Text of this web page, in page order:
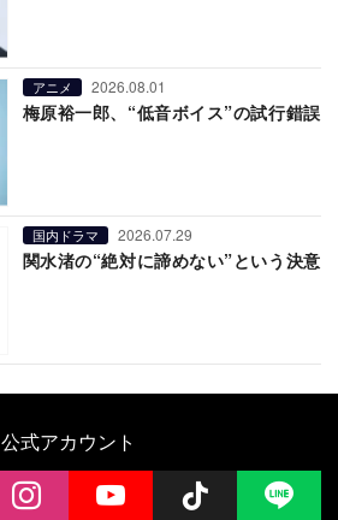
アニメ 2026.08.01
梅原裕一郎、“低音ボイス”の試行錯誤
国内ドラマ 2026.07.29
関水渚の“絶対に諦めない”という決意
公式アカウント
instagramYouTube Follow